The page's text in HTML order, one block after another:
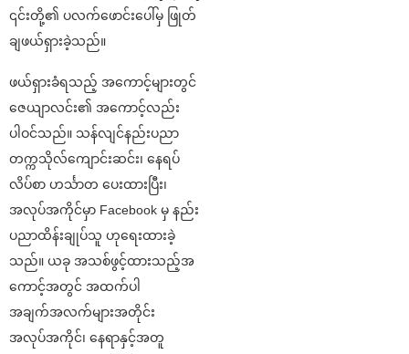
၎င်းတို့၏ ပလက်ဖောင်းပေါ်မှ ဖြုတ်
ချဖယ်ရှားခဲ့သည်။
ဖယ်ရှားခံရသည့် အကောင့်များတွင်
ဇေယျာလင်း၏ အကောင့်လည်း
ပါဝင်သည်။ သန်လျင်နည်းပညာ
တက္ကသိုလ်ကျောင်းဆင်း၊ နေရပ်
လိပ်စာ ဟင်္သာတ ပေးထားပြီး၊
အလုပ်အကိုင်မှာ Facebook မှ နည်း
ပညာထိန်းချုပ်သူ ဟုရေးထားခဲ့
သည်။ ယခု အသစ်ဖွင့်ထားသည့်အ
ကောင့်အတွင် အထက်ပါ
အချက်အလက်များအတိုင်း
အလုပ်အကိုင်၊ နေရာနှင့်အတူ